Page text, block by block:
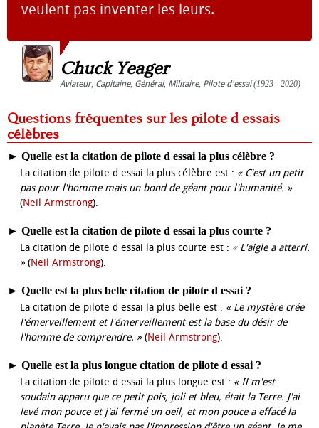
veulent pas inventer les leurs.
Chuck Yeager
Aviateur, Capitaine, Général, Militaire, Pilote d'essai(1923 - 2020)
Questions fréquentes sur les pilote d essais
célèbres
► Quelle est la citation de pilote d essai la plus célèbre ?
La citation de pilote d essai la plus célèbre est : « C'est un petit
pas pour l'homme mais un bond de géant pour l'humanité. »
(Neil Armstrong).
► Quelle est la citation de pilote d essai la plus courte ?
La citation de pilote d essai la plus courte est : « L'aigle a atterri.
»(Neil Armstrong).
► Quelle est la plus belle citation de pilote d essai ?
La citation de pilote d essai la plus belle est : « Le mystère crée
l'émerveillement et l'émerveillement est la base du désir de
l'homme de comprendre. »(Neil Armstrong).
► Quelle est la plus longue citation de pilote d essai ?
La citation de pilote d essai la plus longue est : « Il m'est
soudain apparu que ce petit pois, joli et bleu, était la Terre. J'ai
levé mon pouce et j'ai fermé un oeil, et mon pouce a effacé la